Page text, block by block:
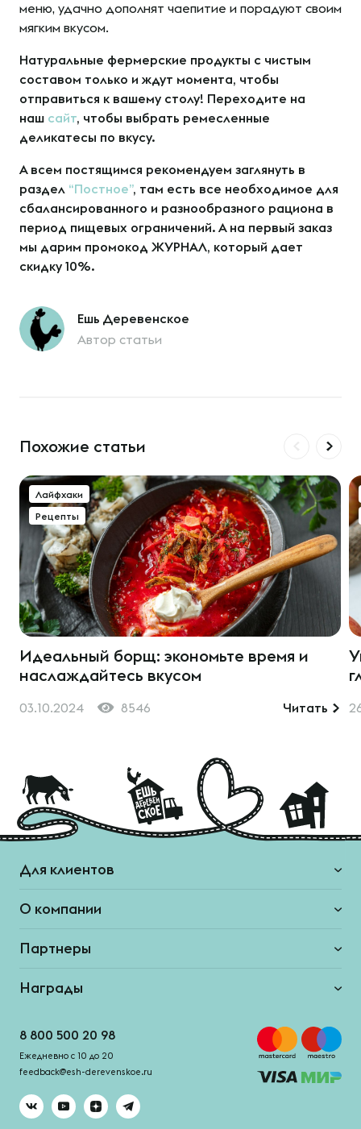
меню, удачно дополнят чаепитие и порадуют своим
мягким вкусом.
Натуральные фермерские продукты с чистым
составом только и ждут момента, чтобы
отправиться к вашему столу! Переходите на
наш сайт, чтобы выбрать ремесленные
деликатесы по вкусу.
А всем постящимся рекомендуем заглянуть в
раздел “Постное”, там есть все необходимое для
сбалансированного и разнообразного рациона в
период пищевых ограничений. А на первый заказ
мы дарим промокод ЖУРНАЛ, который дает
скидку 10%.
Ешь Деревенское
Автор статьи
Похожие статьи
Лайфхаки
Рецепты
Идеальный борщ: экономьте время и
наслаждайтесь вкусом
03.10.2024 8546 Читать
Для клиентов
О компании
Партнеры
Награды
8 800 500 20 98
Ежедневно с 10 до 20
feedback@esh-derevenskoe.ru